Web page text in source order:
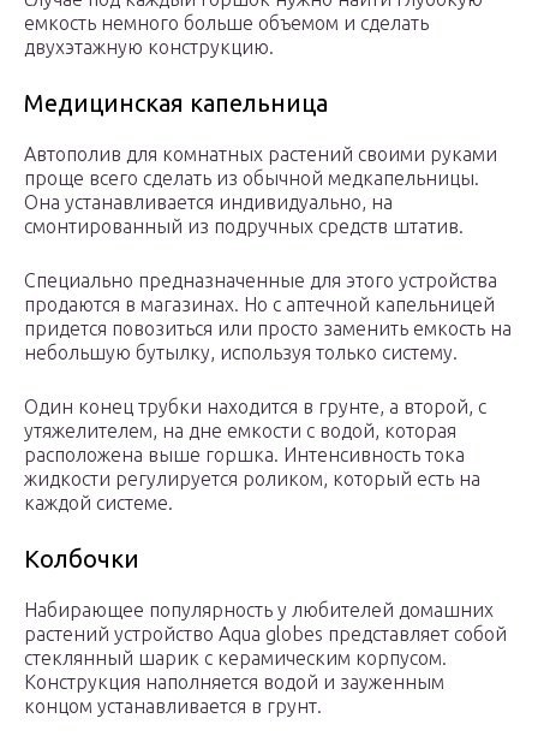
емкость немного больше объемом и сделать
двухэтажную конструкцию.
Медицинская капельница
Автополив для комнатных растений своими руками
проще всего сделать из обычной медкапельницы.
Она устанавливается индивидуально, на
смонтированный из подручных средств штатив.
Специально предназначенные для этого устройства
продаются в магазинах. Но с аптечной капельницей
придется повозиться или просто заменить емкость на
небольшую бутылку, используя только систему.
Один конец трубки находится в грунте, а второй, с
утяжелителем, на дне емкости с водой, которая
расположена выше горшка. Интенсивность тока
жидкости регулируется роликом, который есть на
каждой системе.
Колбочки
Набирающее популярность у любителей домашних
растений устройство Aqua globes представляет собой
стеклянный шарик с керамическим корпусом.
Конструкция наполняется водой и зауженным
концом устанавливается в грунт.